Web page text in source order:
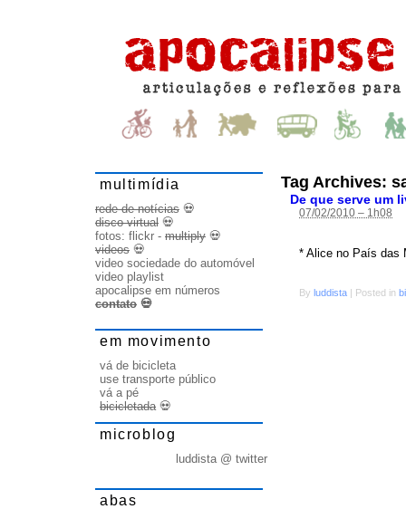
Tag Archives:
De que serve um
07/02/2010 – 1h08
* Alice no País das
By luddista | Posted in
multimídia
rede de notícias 💀
disco virtual 💀
fotos: flickr - multiply 💀
videos 💀
video sociedade do automóvel
video playlist
apocalipse em números
contato 💀
em movimento
vá de bicicleta
use transporte público
vá a pé
bicicletada💀
microblog
luddista @ twitter
abas